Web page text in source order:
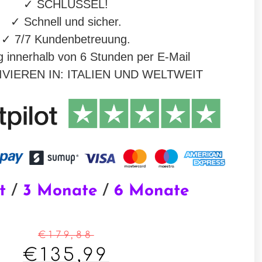
✓ SCHLÜSSEL!
✓ Schnell und sicher.
✓ 7/7 Kundenbetreuung.
innerhalb von 6 Stunden per E-Mail
IN: ITALIEN UND WELTWEIT
/ 3 Monate / 6 Monate
€179,88
€ 135,99